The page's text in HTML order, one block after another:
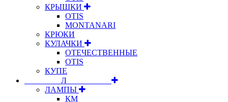
КРЫШКИ
OTIS
MONTANARI
КРЮКИ
КУЛАЧКИ
ОТЕЧЕСТВЕННЫЕ
OTIS
КУПЕ
⠀⠀⠀⠀⠀⠀Л⠀⠀⠀⠀⠀⠀⠀
ЛАМПЫ
КМ